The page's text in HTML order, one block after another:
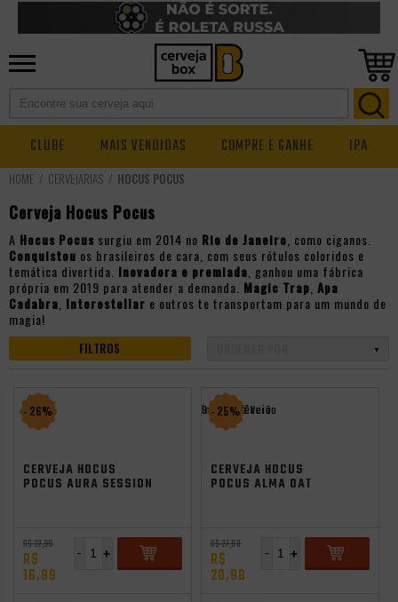
CLUBE MAIS VENDIDAS COMPRE E GANHE IPA
CERVEJARIAS HOCUS POCUS
Cerveja Hocus Pocus
A Hocus Pocus surgiu em 2014 no Rio de Janeiro , como ciganos.
Conquistou os brasileiros de cara, com seus rótulos coloridos e
temática divertida. Inovadora e premiada , ganhou uma fábrica
própria em 2019 para atender a demanda. Magic Trap Apa
Cadabra Interestellar e outros te transportam para um mundo de
magia!
FILTROS
- 26%
CERVEJA HOCUS
POCUS AURA SESSION
R$ 22,99
R$
16,99
+
-
independência
Saldão de Verão
- 25%
CERVEJA HOCUS
POCUS ALMA OAT
R$ 27,98
R$
20,98
+
-